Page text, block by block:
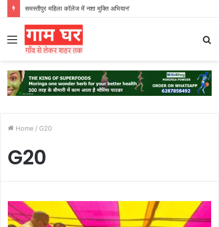
समस्तीपुर महिला कॉलेज में नशा मुक्ति अभियान’
Menu
Home / G20
G20